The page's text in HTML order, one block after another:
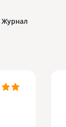
Журнал